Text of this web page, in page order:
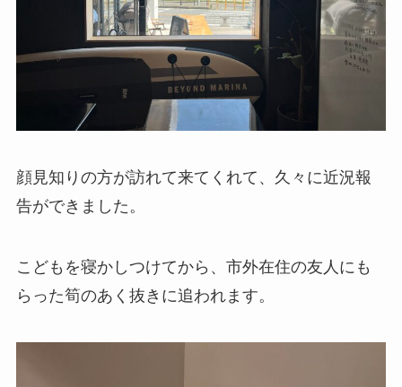
顔見知りの方が訪れて来てくれて、久々に近況報
告ができました。
こどもを寝かしつけてから、市外在住の友人にも
らった筍のあく抜きに追われます。